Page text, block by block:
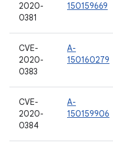
2020-
0381
150159669
CVE-
2020-
0383
A-
150160279
CVE-
2020-
0384
A-
150159906